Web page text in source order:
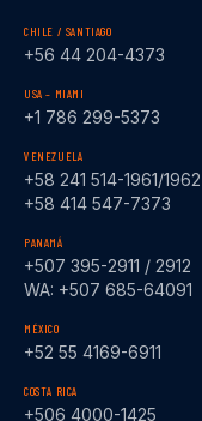
CHILE / SANTIAGO
+56 44 204-4373
USA – MIAMI
+1 786 299-5373
VENEZUELA
+58 241 514-1961/1962
+58 414 547-7373
PANAMÁ
+507 395-2911 / 2912
WA: +507 685-64091
MÉXICO
+52 55 4169-6911
COSTA RICA
+506 4000-1425